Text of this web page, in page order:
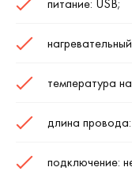
питание: USB;
температура
длина
подключение: